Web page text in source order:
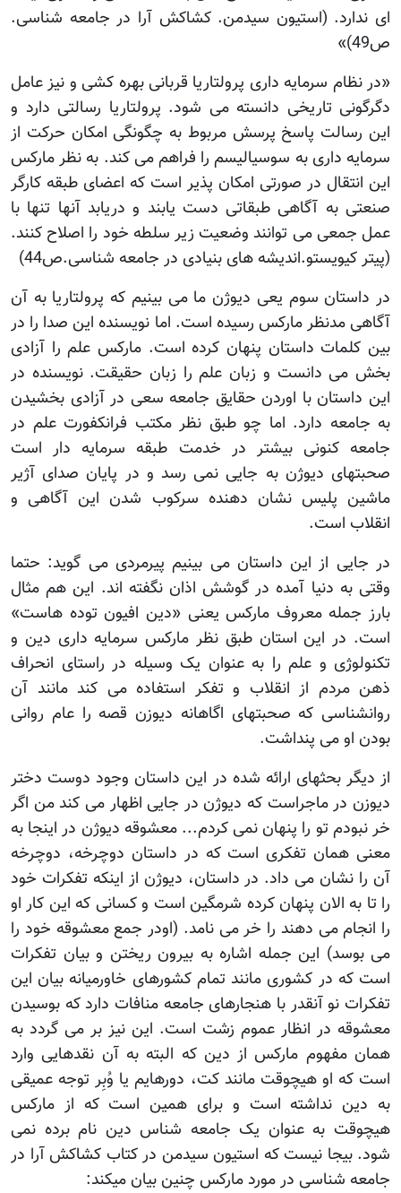
ای ندارد. (استیون سیدمن. کشاکش آرا در جامعه شناسی.
ص49)»
«در نظام سرمایه داری پرولتاریا قربانی بهره کشی و نیز عامل
دگرگونی تاریخی دانسته می شود. پرولتاریا رسالتی دارد و
این رسالت پاسخ پرسش مربوط به چگونگی امکان حرکت از
سرمایه داری به سوسیالیسم را فراهم می کند. به نظر مارکس
این انتقال در صورتی امکان پذیر است که اعضای طبقه کارگر
صنعتی به آگاهی طبقاتی دست یابند و دریابد آنها تنها با
عمل جمعی می توانند وضعیت زیر سلطه خود را اصلاح کنند.
(پیتر کیویستو.اندیشه های بنیادی در جامعه شناسی.ص44)
در داستان سوم یعی دیوژن ما می بینیم که پرولتاریا به آن
آگاهی مدنظر مارکس رسیده است. اما نویسنده این صدا را در
بین کلمات داستان پنهان کرده است. مارکس علم را آزادی
بخش می دانست و زبان علم را زبان حقیقت. نویسنده در
این داستان با اوردن حقایق جامعه سعی در آزادی بخشیدن
به جامعه دارد. اما چو طبق نظر مکتب فرانکفورت علم در
جامعه کنونی بیشتر در خدمت طبقه سرمایه دار است
صحبتهای دیوژن به جایی نمی رسد و در پایان صدای آژیر
ماشین پلیس نشان دهنده سرکوب شدن این آگاهی و
انقلاب است.
در جایی از این داستان می بینیم پیرمردی می گوید: حتما
وقتی به دنیا آمده در گوشش اذان نگفته اند. این هم مثال
بارز جمله معروف مارکس یعنی «دین افیون توده هاست»
است. در این استان طبق نظر مارکس سرمایه داری دین و
تکنولوژی و علم را به عنوان یک وسیله در راستای انحراف
ذهن مردم از انقلاب و تفکر استفاده می کند مانند آن
روانشناسی که صحبتهای اگاهانه دیوزن قصه را عام روانی
بودن او می پنداشت.
از دیگر بحثهای ارائه شده در این داستان وجود دوست دختر
دیوزن در ماجراست که دیوژن در جایی اظهار می کند من اگر
خر نبودم تو را پنهان نمی کردم... معشوقه دیوژن در اینجا به
معنی همان تفکری است که در داستان دوچرخه، دوچرخه
آن را نشان می داد. در داستان، دیوژن از اینکه تفکرات خود
را تا به الان پنهان کرده شرمگین است و کسانی که این کار او
را انجام می دهند را خر می نامد. (اودر جمع معشوقه خود را
می بوسد) این جمله اشاره به بیرون ریختن و بیان تفکرات
است که در کشوری مانند تمام کشورهای خاورمیانه بیان این
تفکرات نو آنقدر با هنجارهای جامعه منافات دارد که بوسیدن
معشوقه در انظار عموم زشت است. این نیز بر می گردد به
همان مفهوم مارکس از دین که البته به آن نقدهایی وارد
است که او هیچوقت مانند کت، دورهایم یا وُبِر توجه عمیقی
به دین نداشته است و برای همین است که از مارکس
هیچوقت به عنوان یک جامعه شناس دین نام برده نمی
شود. بیجا نیست که استیون سیدمن در کتاب کشاکش آرا در
جامعه شناسی در مورد مارکس چنین بیان میکند: